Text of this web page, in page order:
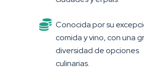
Conocida por su
comida y vino, con una
diversidad de opciones
culinarias.